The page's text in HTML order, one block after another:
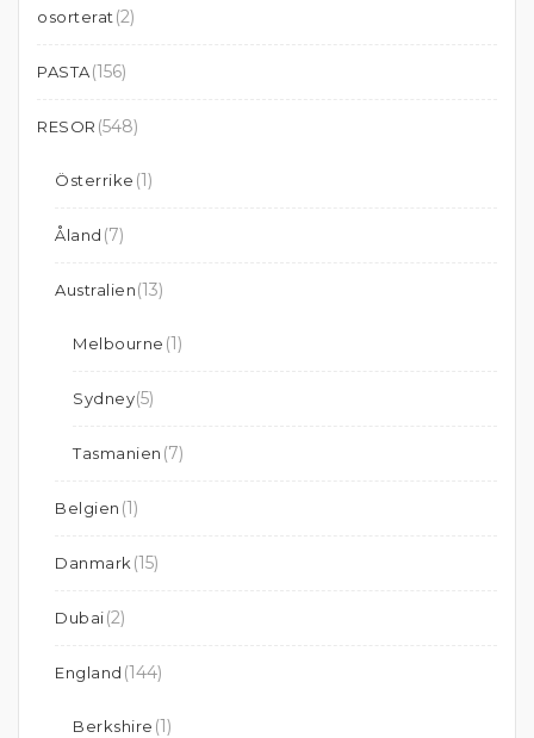
osorterat (2)
PASTA(156)
RESOR (548)
Österrike (1)
Åland (7)
Australien(13)
Melbourne (1)
Sydney(5)
Tasmanien (7)
Belgien (1)
Danmark (15)
Dubai(2)
England (144)
Berkshire (1)